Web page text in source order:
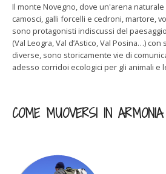
Il monte Novegno, dove un'arena
camosci, galli forcelli e cedroni, martore,
sono protagonisti indiscussi del
(Val Leogra, Val d’Astico, Val Posina…)
diverse, sono storicamente vie di
adesso corridoi ecologici per gli animali e
COME MUOVERSI IN